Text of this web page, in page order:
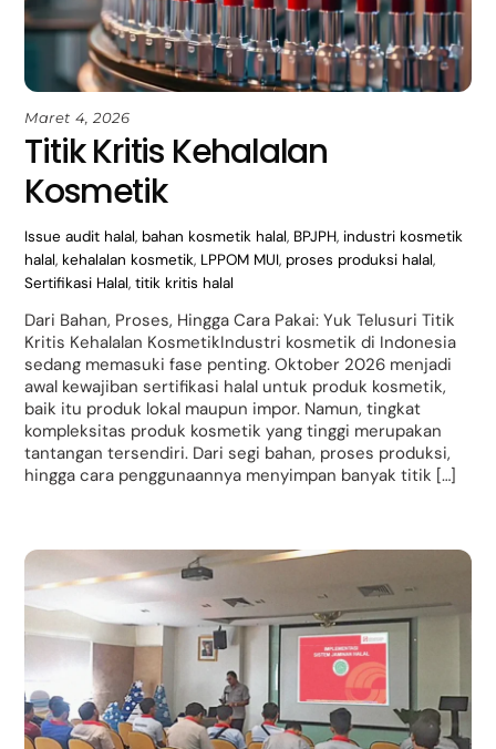
Maret 4, 2026
Titik Kritis Kehalalan
Kosmetik
Issue audit halal, bahan kosmetik halal, BPJPH, industri kosmetik
halal, kehalalan kosmetik, LPPOM MUI, proses produksi halal,
Sertifikasi Halal,titik kritis halal
Dari Bahan, Proses, Hingga Cara Pakai: Yuk Telusuri Titik
Kritis Kehalalan KosmetikIndustri kosmetik di Indonesia
sedang memasuki fase penting. Oktober 2026 menjadi
awal kewajiban sertifikasi halal untuk produk kosmetik,
baik itu produk lokal maupun impor. Namun, tingkat
kompleksitas produk kosmetik yang tinggi merupakan
tantangan tersendiri. Dari segi bahan, proses produksi,
hingga cara penggunaannya menyimpan banyak titik […]